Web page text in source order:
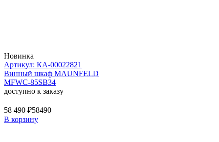
Новинка
Артикул: КА-00022821
Винный шкаф MAUNFELD
MFWC-85SB34
доступно к заказу
58 490 ₽58490
В корзину